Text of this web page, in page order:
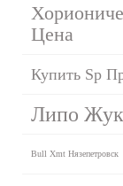
Цена
Купить Sp
Липо
Bull Xmt Нязепетровск